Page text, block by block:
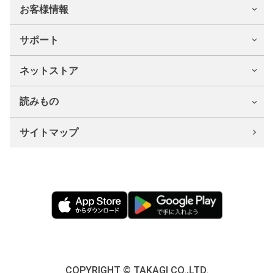
お客様情報
サポート
ネットストア
読みもの
サイトマップ
COPYRIGHT © TAKAGI CO.,LTD.